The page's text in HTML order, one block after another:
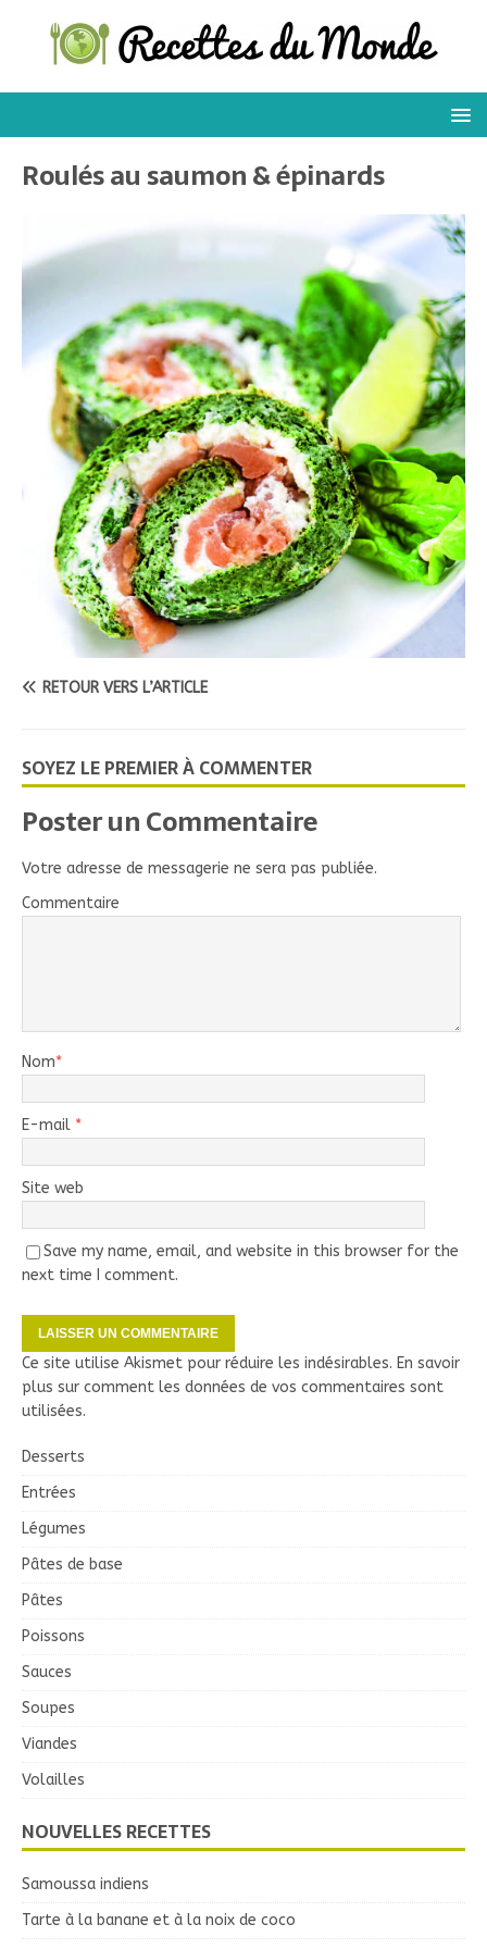
Roulés au saumon & épinards
RETOUR VERS L’ARTICLE
SOYEZ LE PREMIER À COMMENTER
Poster un Commentaire
Votre adresse de messagerie ne sera pas publiée.
Commentaire
Nom*
E-mail *
Site web
Save my name, email, and website in this browser for the
next time I comment.
Ce site utilise Akismet pour réduire les indésirables. En savoir
plus sur comment les données de vos commentaires sont
utilisées.
Desserts
Entrées
Légumes
Pâtes de base
Pâtes
Poissons
Sauces
Soupes
Viandes
Volailles
NOUVELLES RECETTES
Samoussa indiens
Tarte à la banane et à la noix de coco